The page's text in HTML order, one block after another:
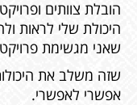
הובלת צוותים
היכולת שלי לראות
שאני מגשימת
שזה משלב את
אפשרי לאפשרי.